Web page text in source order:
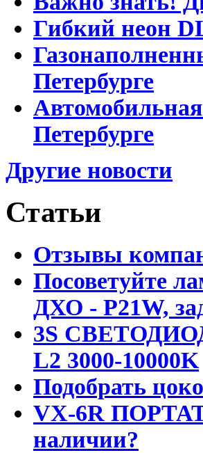
Гибкий неон
Петербурге
Петербурге
Другие новости
Статьи
Отзывы
Посоветуйте
ДХО - P21W,
3S
L2 3000-10000K
Подобрать
VX-6R
наличии?